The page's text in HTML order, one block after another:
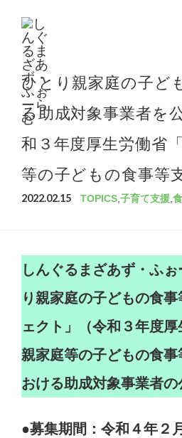
ひとり親家庭の子ど
る助成対象事業者を
和３年度厚生労働省
等の子どもの食事等
2022.02.15 TOPICS ,子育て支援 ,
しんぐるまざあず・ふ
り親家庭の子どもの食
ェクト」（令和３年度
親家庭等の子どもの食
おける助成対象事業者
●募集期間：令和４年２